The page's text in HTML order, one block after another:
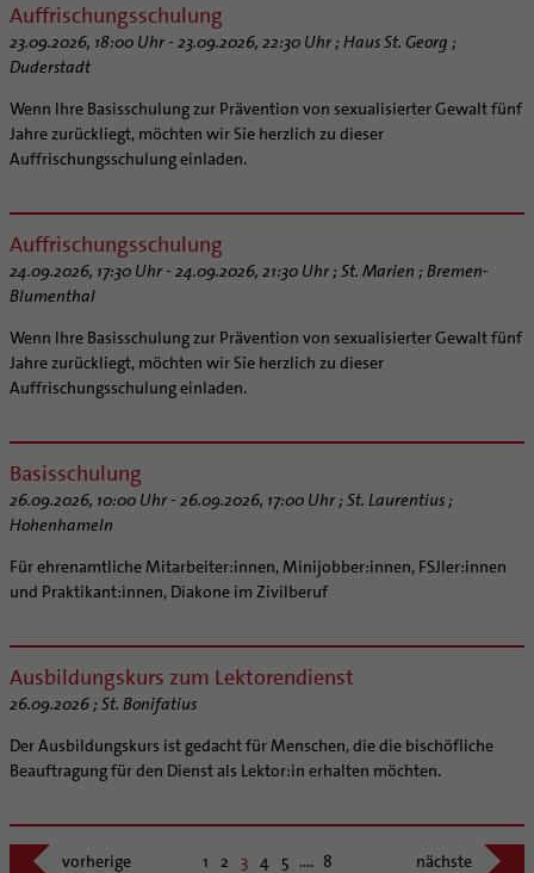
Auffrischungsschulung
23.09.2026, 18:00 Uhr - 23.09.2026, 22:30 Uhr ; Haus St. Georg ;
Duderstadt
Wenn Ihre Basisschulung zur Prävention von sexualisierter Gewalt fünf
Jahre zurückliegt, möchten wir Sie herzlich zu dieser
Auffrischungsschulung einladen.
Auffrischungsschulung
24.09.2026, 17:30 Uhr - 24.09.2026, 21:30 Uhr ; St. Marien ; Bremen-
Blumenthal
Wenn Ihre Basisschulung zur Prävention von sexualisierter Gewalt fünf
Jahre zurückliegt, möchten wir Sie herzlich zu dieser
Auffrischungsschulung einladen.
Basisschulung
26.09.2026, 10:00 Uhr - 26.09.2026, 17:00 Uhr ; St. Laurentius ;
Hohenhameln
Für ehrenamtliche Mitarbeiter:innen, Minijobber:innen, FSJler:innen
und Praktikant:innen, Diakone im Zivilberuf
Ausbildungskurs zum Lektorendienst
26.09.2026 ; St. Bonifatius
Der Ausbildungskurs ist gedacht für Menschen, die die bischöfliche
Beauftragung für den Dienst als Lektor:in erhalten möchten.
vorherige 1 2 3 4 5 .... 8 nächste